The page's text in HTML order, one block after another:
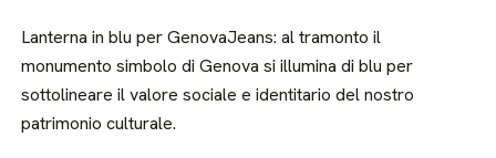
Lanterna in blu per GenovaJeans: al tramonto il
monumento simbolo di Genova si illumina di blu per
sottolineare il valore sociale e identitario del nostro
patrimonio culturale.